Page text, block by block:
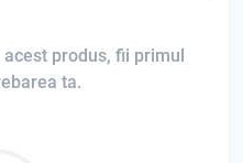
produs, fii primul
ta.